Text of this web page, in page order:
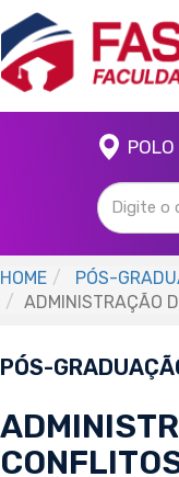
HOME
PÓS-
ADMINISTRAÇÃO
PÓS-